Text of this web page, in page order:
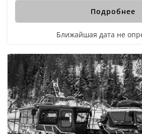
Подробнее
Ближайшая дата не